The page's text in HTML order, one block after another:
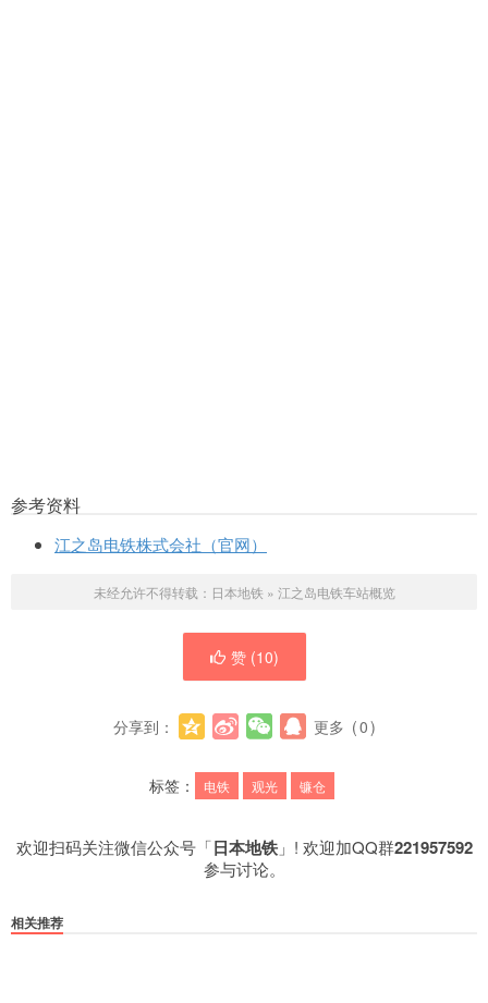
参考资料
江之岛电铁株式会社（官网）
未经允许不得转载： 日本地铁 » 江之岛电铁车站概览
赞 (10)
分享到： 更多 (0)
标签： 电铁 观光 镰仓
欢迎扫码关注微信公众号「日本地铁」! 欢迎加QQ群221957592
参与讨论。
相关推荐